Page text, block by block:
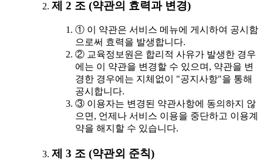
제 2 조 (약관의 효력과 변경)
① 이 약관은 서비스 메뉴에 게시하여 공시함
으로써 효력을 발생합니다.
② 교육정보원은 합리적 사유가 발생한 경우
에는 이 약관을 변경할 수 있으며, 약관을 변
경한 경우에는 지체없이 "공지사항"을 통해
공시합니다.
③ 이용자는 변경된 약관사항에 동의하지 않
으면, 언제나 서비스 이용을 중단하고 이용계
약을 해지할 수 있습니다.
제 3 조 (약관외 준칙)